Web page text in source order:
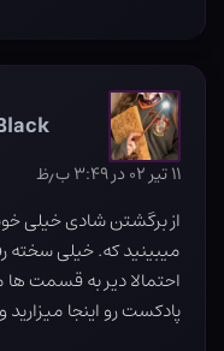
۱۱ تیر ۰۲ در ۳:۴۹ ب٫ظ
از برگشتن شادی خیلی
میبینید که. خیلی سخته
احتمالا دیر به قسمت
پادکست رو اینجا